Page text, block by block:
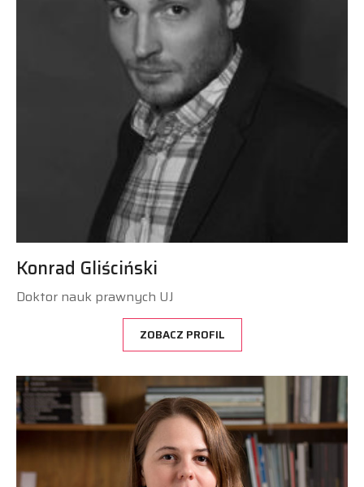
Konrad Gliściński
Doktor nauk prawnych UJ
ZOBACZ PROFIL